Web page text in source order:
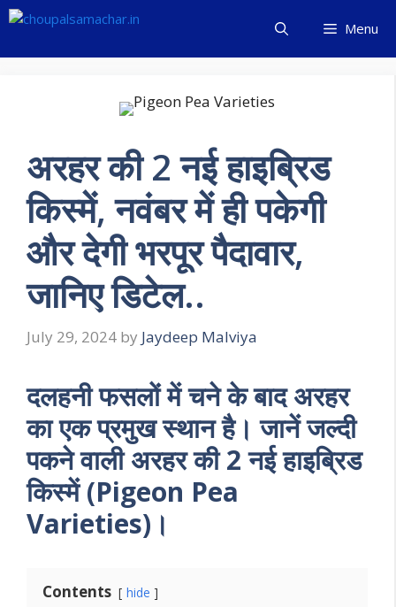
Skip
content
Menu
अरहर की 2 नई हाइब्रिड
किस्में, नवंबर में ही पकेगी
और देगी भरपूर पैदावार,
जानिए डिटेल..
July 29, 2024 by Jaydeep Malviya
दलहनी फसलों में चने के बाद अरहर
का एक प्रमुख स्थान है। जानें जल्दी
पकने वाली अरहर की 2 नई हाइब्रिड
किस्में (Pigeon Pea
Varieties)।
Contents hide